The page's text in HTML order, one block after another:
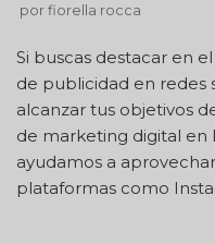
por fiorella rocca
Si buscas destacar en
de publicidad en redes
alcanzar tus objetivos
de marketing digital en
ayudamos a
plataformas como